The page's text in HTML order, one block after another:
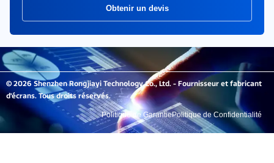
Obtenir un devis
© 2026 Shenzhen Rongjiayi Technology Co., Ltd. - Fournisseur et fabricant
d'écrans. Tous droits réservés.
Politique de Confidentialité
Politique de Garantie